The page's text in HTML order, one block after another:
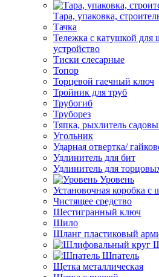
Тара, упаковка,
Тачка
Тележка с катушкой для
устройство
Тиски слесарные
Топор
Торцевой гаечный ключ
Тройник для труб
Трубогиб
Труборез
Тяпка, рыхлитель
Угольник
Ударная отвертка/
Удлинитель для бит
Удлинитель для
Уровень
Установочная коробка с
Чистящее средство
Шестигранный ключ
Шило
Шланг пластиковый
Шпатель
Щетка металлическая